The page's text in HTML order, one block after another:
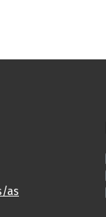
as